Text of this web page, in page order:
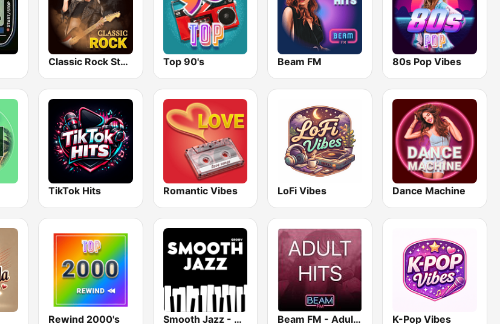
Classic Rock Station Top 90's Beam FM 80s Pop Vibes
TikTok Hits Romantic Vibes LoFi Vibes Dance Machine
Rewind 2000's Smooth Jazz - Groov Beam FM - Adult Hits K-Pop Vibes